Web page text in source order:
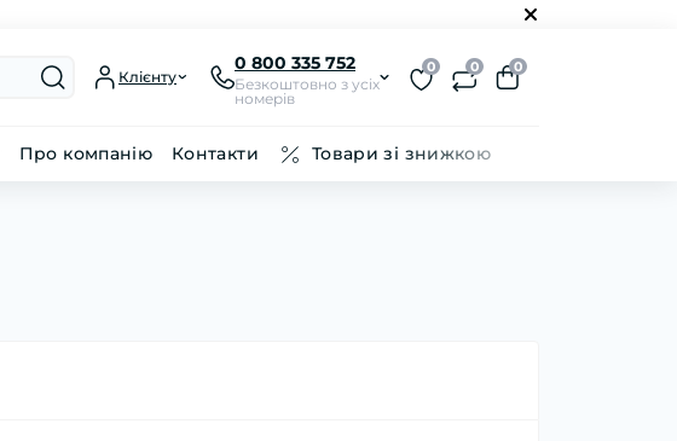
Клієнту
0 800 335 752
Безкоштовно з усіх
номерів
0 0 0
Про компанію Контакти Товари зі знижкою